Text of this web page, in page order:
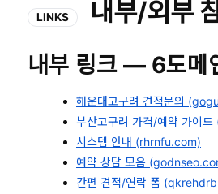
LINKS 내부/외부
내부 링크 — 6도메
해운대고구려 견적문의
부산고구려 가격/예약 가이
시스템 안내 (rhrnfu.com)
예약 상담 모음
간편 견적/연락 폼